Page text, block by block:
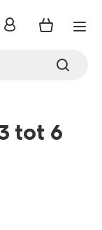
inloggen
tot 6